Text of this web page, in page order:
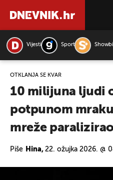
Vijesti Sport
OTKLANJA SE KVAR
10 milijuna ljudi
potpunom
mreže
Piše Hina, 22. ožujka 2026. @
PRETRAŽITE VIJESTI